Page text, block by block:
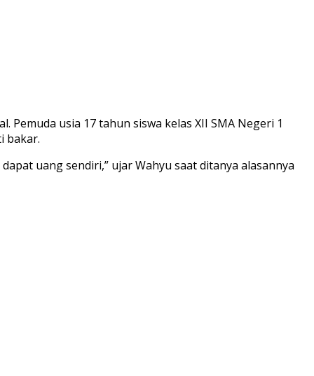
usia 17 tahun siswa kelas XII SMA Negeri 1
bakar.
uang sendiri,” ujar Wahyu saat ditanya alasannya